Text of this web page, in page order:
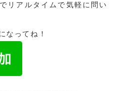
リアルタイムで気軽に問い
なってね！